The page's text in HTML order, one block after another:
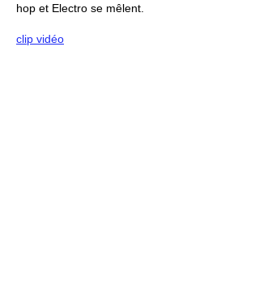
hop et Electro se mêlent.
clip vidéo